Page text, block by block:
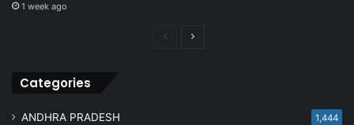
1 week ago
PreviousNext
Categories
ANDHRA PRADESH 1,444